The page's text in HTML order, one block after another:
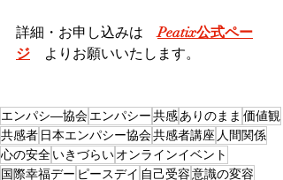
詳細・お申し込みは Peatix公式ペー
ジ よりお願いいたします。
エンパシ―協会エンパシー共感ありのまま 価値観
共感者 日本エンパシー協会共感者講座 人間関係
心の安全いきづらいオンラインイベント
国際幸福デー ピースデイ 自己受容意識の変容